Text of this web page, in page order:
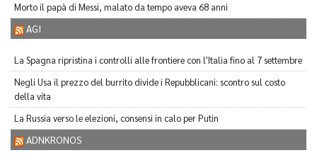
Morto il papà di Messi, malato da tempo aveva 68 anni
AGI
La Spagna ripristina i controlli alle frontiere con l'Italia fino al 7 settembre
Negli Usa il prezzo del burrito divide i Repubblicani: scontro sul costo
della vita
La Russia verso le elezioni, consensi in calo per Putin
ADNKRONOS